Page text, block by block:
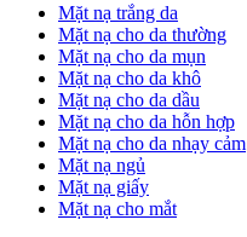
Mặt nạ trắng da
Mặt nạ cho da thường
Mặt nạ cho da mụn
Mặt nạ cho da khô
Mặt nạ cho da dầu
Mặt nạ cho da hỗn hợp
Mặt nạ cho da nhạy cảm
Mặt nạ ngủ
Mặt nạ giấy
Mặt nạ cho mắt